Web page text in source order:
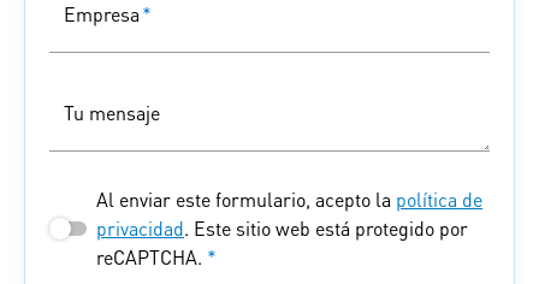
Empresa*
Tu mensaje
Al enviar este formulario, acepto la política de
privacidad. Este sitio web está protegido por
reCAPTCHA. *